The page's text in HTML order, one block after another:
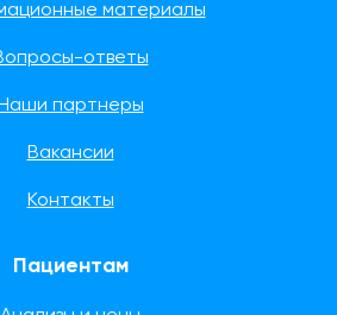
материалы
ответы
Наши партнеры
Вакансии
Контакты
Пациентам